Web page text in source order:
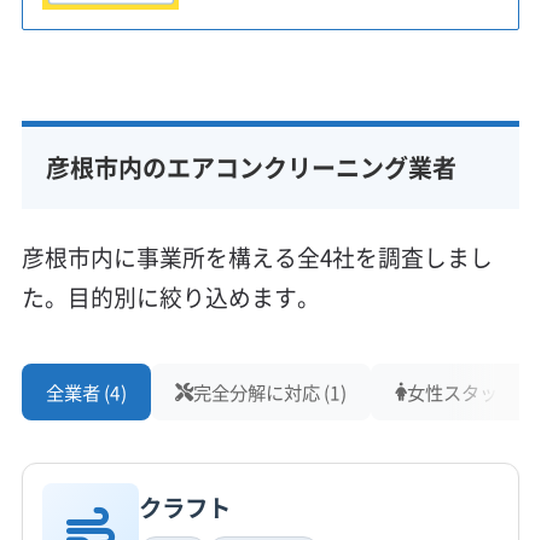
彦根市内のエアコンクリーニング業者
彦根市内に事業所を構える全4社を調査しまし
た。目的別に絞り込めます。
全業者 (4) 完全分解に対応 (1) 女性スタッフ在
クラフト